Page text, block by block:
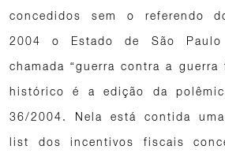
concedidos sem o referendo
2004 o Estado de São
chamada “guerra contra a
histórico é a edição da
36/2004. Nela está contida
list dos incentivos fiscais